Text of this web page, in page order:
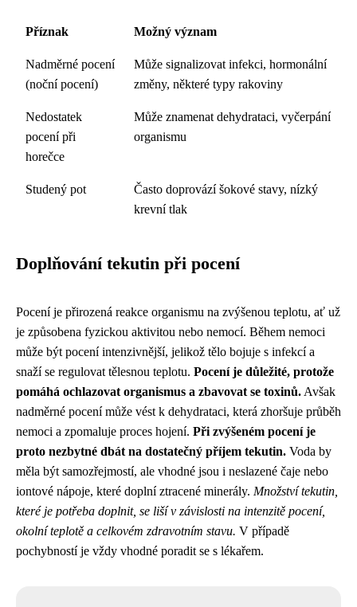
Příznak Možný význam
Nadměrné pocení
(noční pocení)
Může signalizovat infekci, hormonální
změny, některé typy rakoviny
Nedostatek
pocení při
horečce
Může znamenat dehydrataci, vyčerpání
organismu
Studený pot
Často doprovází šokové stavy, nízký
krevní tlak
Doplňování tekutin při pocení
Pocení je přirozená reakce organismu na zvýšenou teplotu, ať už
je způsobena fyzickou aktivitou nebo nemocí. Během nemoci
může být pocení intenzivnější, jelikož tělo bojuje s infekcí a
snaží se regulovat tělesnou teplotu. Pocení je důležité, protože
pomáhá ochlazovat organismus a zbavovat se toxinů. Avšak
nadměrné pocení může vést k dehydrataci, která zhoršuje průběh
nemoci a zpomaluje proces hojení. Při zvýšeném pocení je
proto nezbytné dbát na dostatečný příjem tekutin. Voda by
měla být samozřejmostí, ale vhodné jsou i neslazené čaje nebo
iontové nápoje, které doplní ztracené minerály. Množství tekutin,
které je potřeba doplnit, se liší v závislosti na intenzitě pocení,
okolní teplotě a celkovém zdravotním stavu. V případě
pochybností je vždy vhodné poradit se s lékařem.